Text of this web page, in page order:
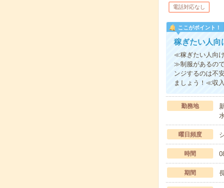
電話対応なし
ここがポイント！
稼ぎたい人向
≪稼ぎたい人向
≫制服があるの
ンジするのは不
ましょう！≪収
勤務地
曜日頻度
時間
期間